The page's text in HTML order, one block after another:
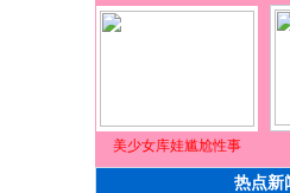
美少女库娃尴尬性事
热点新